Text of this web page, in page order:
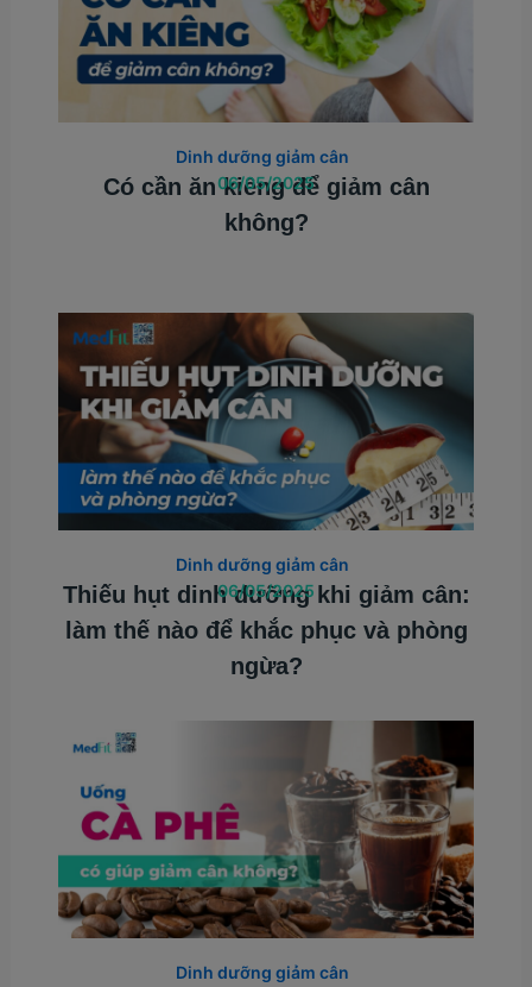
Có cần ăn kiêng để giảm cân
không?
Dinh dưỡng giảm cân
06/05/2025
Thiếu hụt dinh dưỡng khi giảm cân:
làm thế nào để khắc phục và phòng
ngừa?
Dinh dưỡng giảm cân
06/05/2025
Dinh dưỡng giảm cân